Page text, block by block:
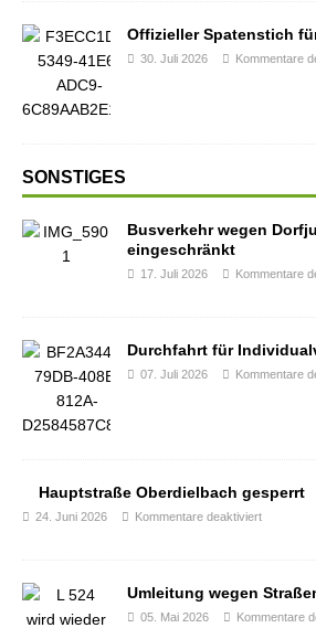
Offizieller Spatenstich
30. Juli 2026 Kommentare
SONSTIGES
Busverkehr wegen
eingeschränkt
17. Juli 2026 Kommentare
Durchfahrt für
07. Juli 2026 Kommentare
Hauptstraße Oberdielbach gesperrt
24. Juni 2026 Kommentare deaktiviert
Umleitung wegen
05. Mai 2026 Kommentare